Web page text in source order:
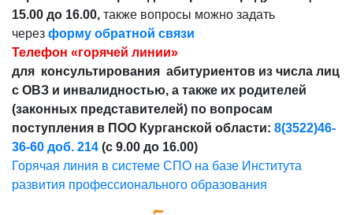
15.00 до 16.00, также вопросы можно задать
через форму обратной связи
Телефон «горячей линии»
для консультирования абитуриентов из числа лиц
с ОВЗ и инвалидностью, а также их родителей
(законных представителей) по вопросам
поступления в ПОО Курганской области: 8(3522)46-
36-60 доб. 214 (с 9.00 до 16.00)
Горячая линия в системе СПО на базе Института
развития профессионального образования